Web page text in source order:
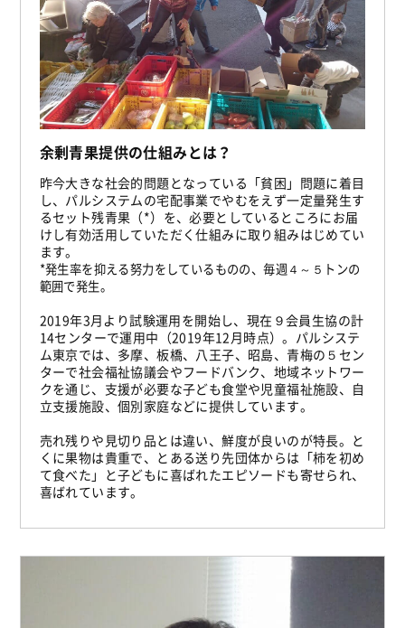
余剰青果提供の仕組みとは？
昨今大きな社会的問題となっている「貧困」問題に着目
し、パルシステムの宅配事業でやむをえず一定量発生す
るセット残青果（*）を、必要としているところにお届
けし有効活用していただく仕組みに取り組みはじめてい
ます。
*発生率を抑える努力をしているものの、毎週４～５トンの
範囲で発生。
2019年3月より試験運用を開始し、現在９会員生協の計
14センターで運用中（2019年12月時点）。パルシステ
ム東京では、多摩、板橋、八王子、昭島、青梅の５セン
ターで社会福祉協議会やフードバンク、地域ネットワー
クを通じ、支援が必要な子ども食堂や児童福祉施設、自
立支援施設、個別家庭などに提供しています。
売れ残りや見切り品とは違い、鮮度が良いのが特長。と
くに果物は貴重で、とある送り先団体からは「柿を初め
て食べた」と子どもに喜ばれたエピソードも寄せられ、
喜ばれています。